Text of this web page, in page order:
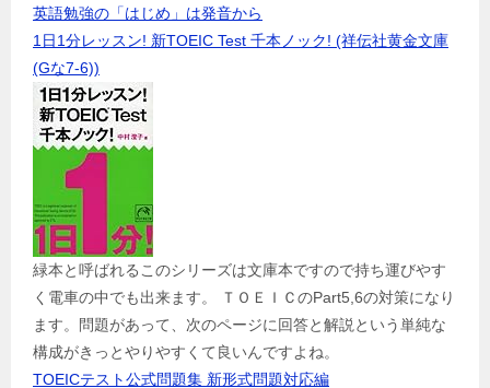
英語勉強の「はじめ」は発音から
1日1分レッスン! 新TOEIC Test 千本ノック! (祥伝社黄金文庫
(Gな7-6))
緑本と呼ばれるこのシリーズは文庫本ですので持ち運びやす
く電車の中でも出来ます。 ＴＯＥＩＣのPart5,6の対策になり
ます。問題があって、次のページに回答と解説という単純な
構成がきっとやりやすくて良いんですよね。
TOEICテスト公式問題集 新形式問題対応編